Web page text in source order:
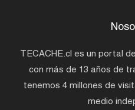
TECACHE.cl es un portal
con más de 13 años de
tenemos 4 millones de
medio